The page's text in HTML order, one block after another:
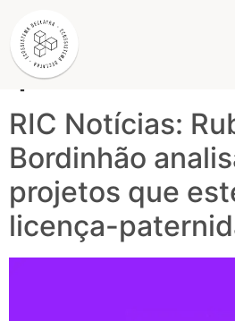
Tag:
paternidade
RIC Notícias:
Bordinhão
projetos que
licença-